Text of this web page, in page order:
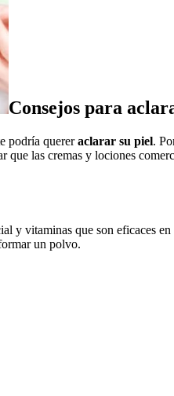
Consejos para
podría quereraclarar su piel.
que las cremas y lociones
y vitaminas que son eficaces en
un polvo.